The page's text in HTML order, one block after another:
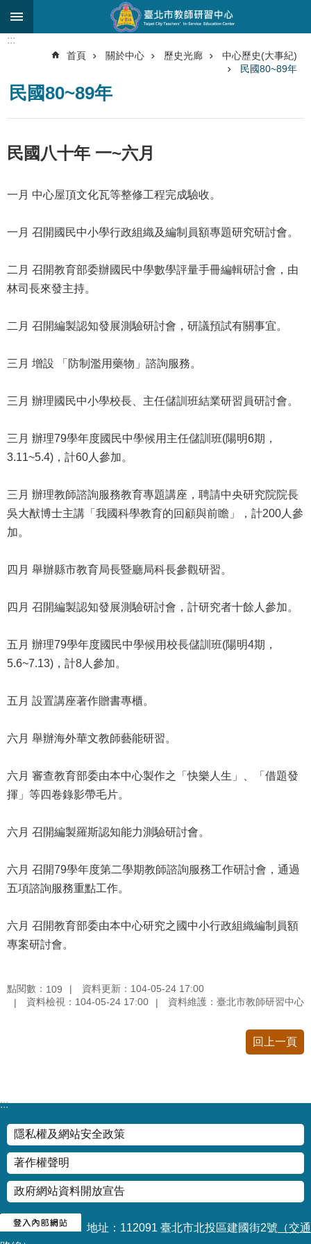
跳到主要內容區塊
尋
關
中
研
展
研
習
進
諮
輔
持
服
教
學
資
政
資
開
案
站
導
覽
回
頁
English
陳
情
常
北
雙
語
詞
彙
隱
:::
首頁 關於中心 歷史光廊
中心歷史(大事紀)
民國80~89年
民國80~89年
民國八十年 一~六月
一月 中心屋頂文化瓦等整修工程完成驗收。
一月 召開國民中小學行政組織及編制員額專題研究研討會。
二月 召開教育部委辦國民中學數學評量手冊編輯研討會，由
林司長來發主持。
二月 召開編製認知發展測驗研討會，研議預試有關事宜。
三月 增設 「防制濫用藥物」諮詢服務。
三月 辦理國民中小學校長、主任儲訓班結業研習員研討會。
三月 辦理79學年度國民中學候用主任儲訓班(陽明6期，
3.11~5.4)，計60人參加。
三月 辦理教師諮詢服務教育專題講座，聘請中央研究院院長
吳大猷博士主講「我國科學教育的回顧與前瞻」，計200人參
加。
四月 舉辦縣市教育局長暨廳局科長參觀研習。
四月 召開編製認知發展測驗研討會，計研究者十餘人參加。
五月 辦理79學年度國民中學候用校長儲訓班(陽明4期，
5.6~7.13)，計8人參加。
五月 設置講座著作贈書專櫃。
六月 舉辦海外華文教師藝能研習。
六月 審查教育部委由本中心製作之「快樂人生」、「借題發
揮」等四卷錄影帶毛片。
六月 召開編製羅斯認知能力測驗研討會。
六月 召開79學年度第二學期教師諮詢服務工作研討會，通過
五項諮詢服務重點工作。
六月 召開教育部委由本中心研究之國中小行政組織編制員額
專案研討會。
點閱數： 109
資料更新：104-05-24 17:00
資料檢視：104-05-24 17:00
資料維護：臺北市教師研習中心
回上一頁
:::
隱私權及網站安全政策
著作權聲明
政府網站資料開放宣告
地址：112091 臺北市北投區建國街2號 （交通